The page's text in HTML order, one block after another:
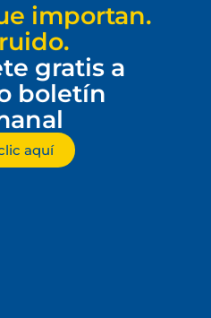
importan.
gratis a
boletín
aquí